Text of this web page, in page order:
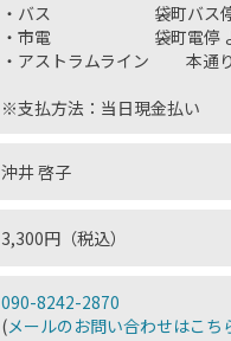
・バス 袋町バス停 よ
・市電 袋町電停 より
・アストラムライン 本通
※支払方法：当日現金払い
沖井 啓子
3,300円（税込）
090-8242-2870
(メールのお問い合わせはこち